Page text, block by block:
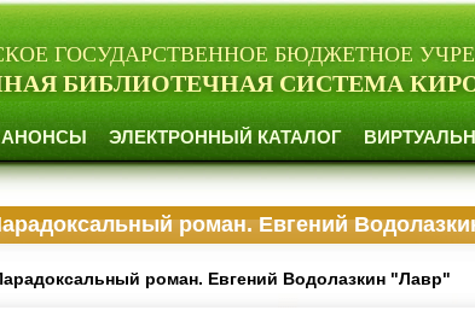
ГОСУДАРСТВЕННОЕ БЮДЖЕТНОЕ
БИБЛИОТЕЧНАЯ СИСТЕМА
АНОНСЫ ЭЛЕКТРОННЫЙ КАТАЛОГ
роман. Евгений Водолазкин
роман. Евгений Водолазкин "Лавр"